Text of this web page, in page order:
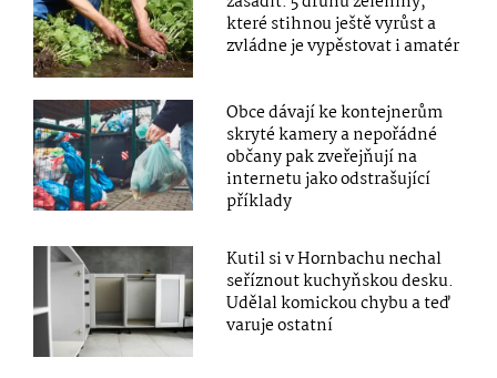
které stihnou ještě vyrůst a
zvládne je vypěstovat i amatér
Obce dávají ke kontejnerům
skryté kamery a nepořádné
občany pak zveřejňují na
internetu jako odstrašující
příklady
Kutil si v Hornbachu nechal
seříznout kuchyňskou desku.
Udělal komickou chybu a teď
varuje ostatní